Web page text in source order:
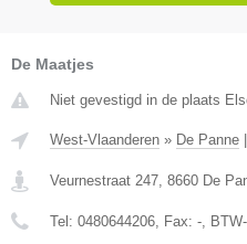
De Maatjes
Niet gevestigd in de plaats
West-Vlaanderen » De Panne
Veurnestraat 247, 8660 De
Tel: 0480644206, Fax: -,